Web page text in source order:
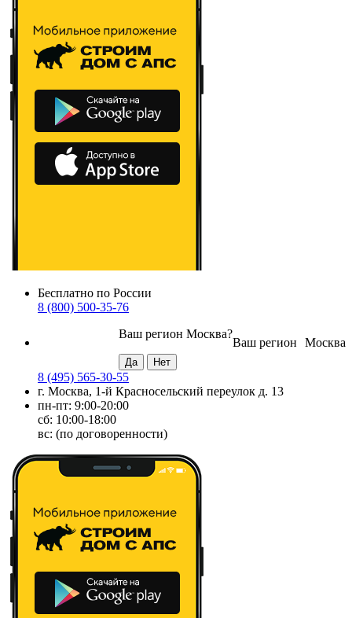
Бесплатно по России
8 (800) 500-35-76
Москва
Ваш регион
Ваш регион Москва?
8 (495) 565-30-55
г. Москва, 1-й Красносельский переулок д. 13
пн-пт: 9:00-20:00
сб: 10:00-18:00
вс: (по договоренности)